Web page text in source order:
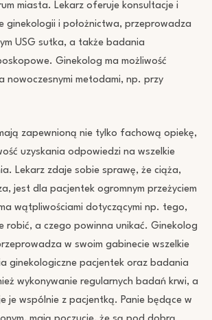
miasta. Lekarz oferuje konsultacje i
ginekologii i położnictwa, przeprowadza
USG sutka, a także badania
Ginekolog ma możliwość
nowoczesnymi metodami, np. przy
zapewnioną nie tylko fachową opiekę,
uzyskania odpowiedzi na wszelkie
Lekarz zdaje sobie sprawę, że ciąża,
jest dla pacjentek ogromnym przeżyciem
wątpliwościami dotyczącymi np. tego,
robić, a czego powinna unikać. Ginekolog
w swoim gabinecie wszelkie
ginekologiczne pacjentek oraz badania
wykonywanie regularnych badań krwi, a
je wspólnie z pacjentką. Panie będące w